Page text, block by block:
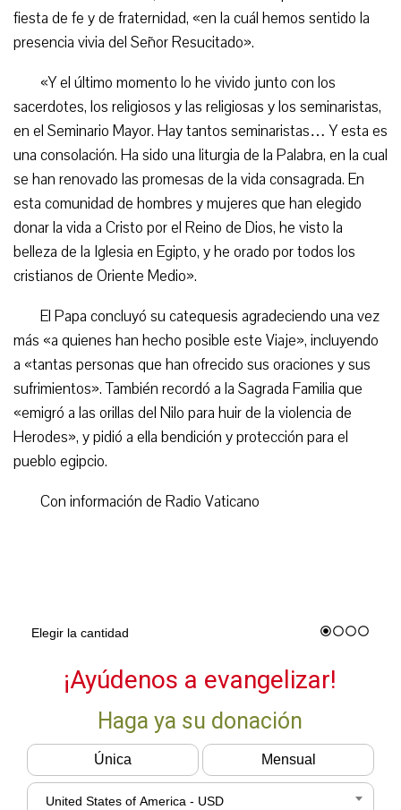
fiesta de fe y de fraternidad, «en la cuál hemos sentido la
presencia vivia del Señor Resucitado».
«Y el último momento lo he vivido junto con los
sacerdotes, los religiosos y las religiosas y los seminaristas,
en el Seminario Mayor. Hay tantos seminaristas… Y esta es
una consolación. Ha sido una liturgia de la Palabra, en la cual
se han renovado las promesas de la vida consagrada. En
esta comunidad de hombres y mujeres que han elegido
donar la vida a Cristo por el Reino de Dios, he visto la
belleza de la Iglesia en Egipto, y he orado por todos los
cristianos de Oriente Medio».
El Papa concluyó su catequesis agradeciendo una vez
más «a quienes han hecho posible este Viaje», incluyendo
a «tantas personas que han ofrecido sus oraciones y sus
sufrimientos». También recordó a la Sagrada Familia que
«emigró a las orillas del Nilo para huir de la violencia de
Herodes», y pidió a ella bendición y protección para el
pueblo egipcio.
Con información de Radio Vaticano